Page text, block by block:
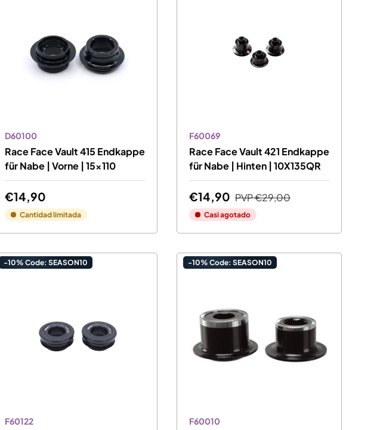
D60100
Race Face Vault 415 Endkappe
für Nabe | Vorne | 15x110
€14,90
Cantidad limitada
F60069
Race Face Vault 421 Endkappe
für Nabe | Hinten | 10X135QR
€14,90 PVP€29,00
Casi agotado
-10% Code: SEASON10
F60122
-10% Code: SEASON10
F60010